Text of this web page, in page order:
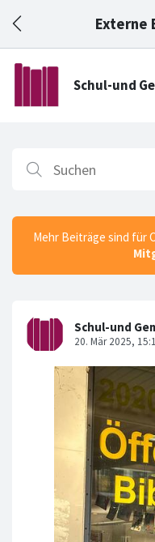
Externe
Mehr Beiträge sind für